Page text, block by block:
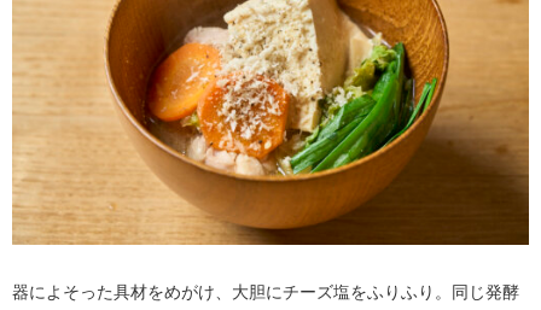
器によそった具材をめがけ、大胆にチーズ塩をふりふり。同じ発酵